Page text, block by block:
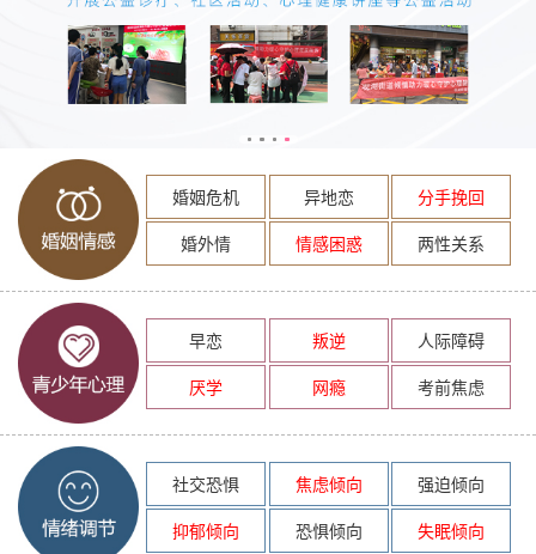
婚姻危机 异地恋
分手挽回
婚外情
情感困惑 两性关系
早恋 叛逆
人际障碍
厌学
网瘾 考前焦虑
社交恐惧 焦虑倾向
强迫倾向
抑郁倾向
恐惧倾向 失眠倾向